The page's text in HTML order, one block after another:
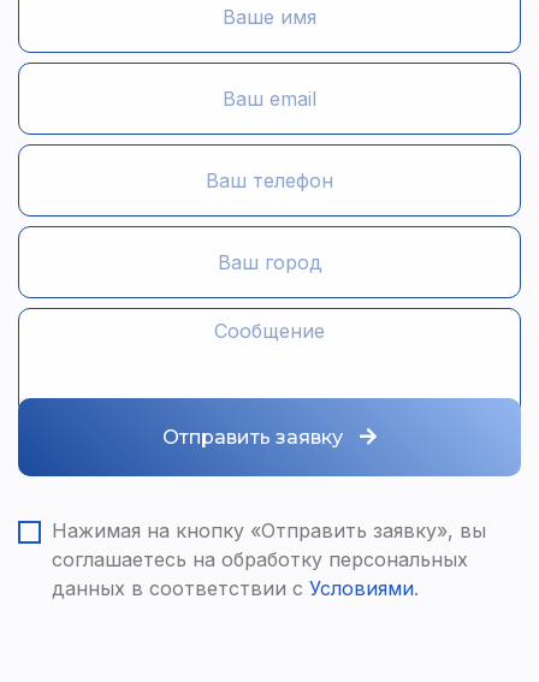
Нажимая на кнопку «Отправить заявку», вы
соглашаетесь на обработку персональных
данных в соответствии с Условиями.
Отправить заявку